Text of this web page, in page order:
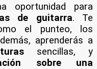
oportunidad para
de guitarra. Te
el punteo, los
aprenderás a
sencillas, y
sobre una